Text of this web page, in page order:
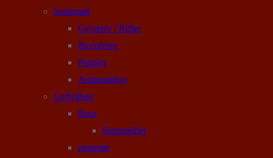
Sortkrudt
Geværer / Rifler
Revolvere
Pistoler
Ammunition
Luftvåben
Buer
Sigtemidler
pusterør